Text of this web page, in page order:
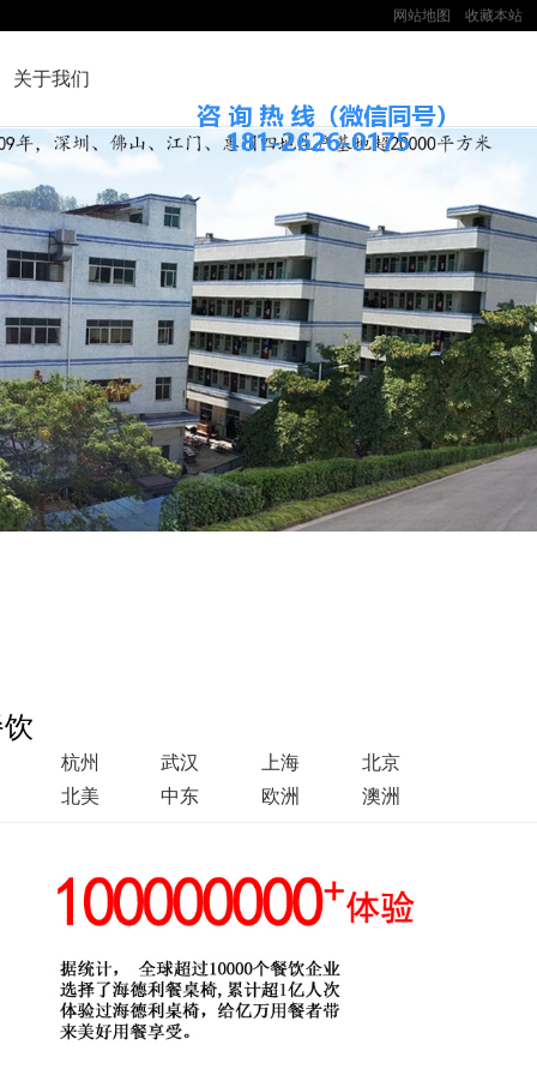
收藏本站
网站地图
关于我们
杭州 武汉 上海
北京
北美
中东 欧洲 澳洲